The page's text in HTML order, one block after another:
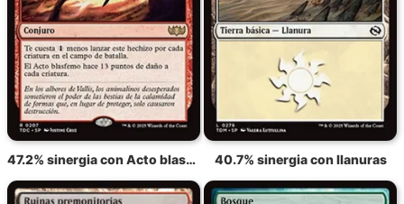
40.7% sinergia con llanuras